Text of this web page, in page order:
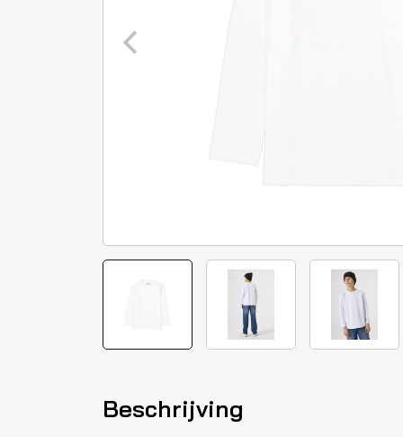
Beschrijving